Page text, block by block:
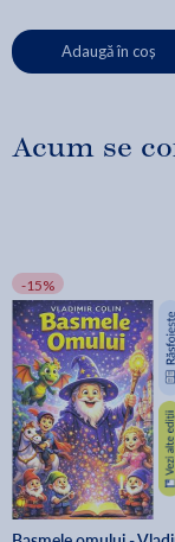
Adaugă în coș
Acum se
-15%